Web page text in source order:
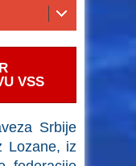
VSS
Srbije
Lozane, iz